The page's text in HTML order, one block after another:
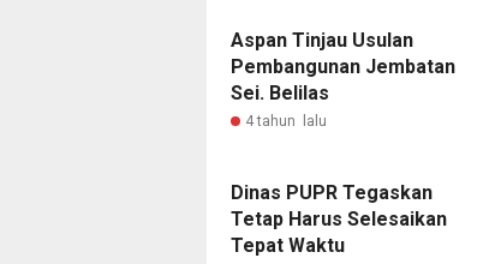
Aspan Tinjau Usulan
Pembangunan Jembatan
Sei. Belilas
4 tahun lalu
Dinas PUPR Tegaskan
Tetap Harus Selesaikan
Tepat Waktu